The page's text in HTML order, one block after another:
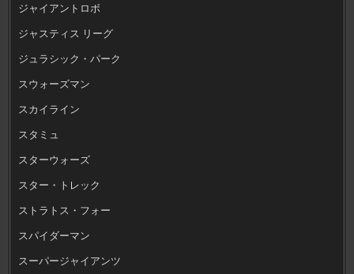
ジャイアントロボ
ジャスティス リーグ
ジュラシック・パーク
スウォーズマン
スカイライン
スタミュ
スターウォーズ
スター・トレック
ストラトス・フォー
スパイダーマン
スーパージャイアンツ